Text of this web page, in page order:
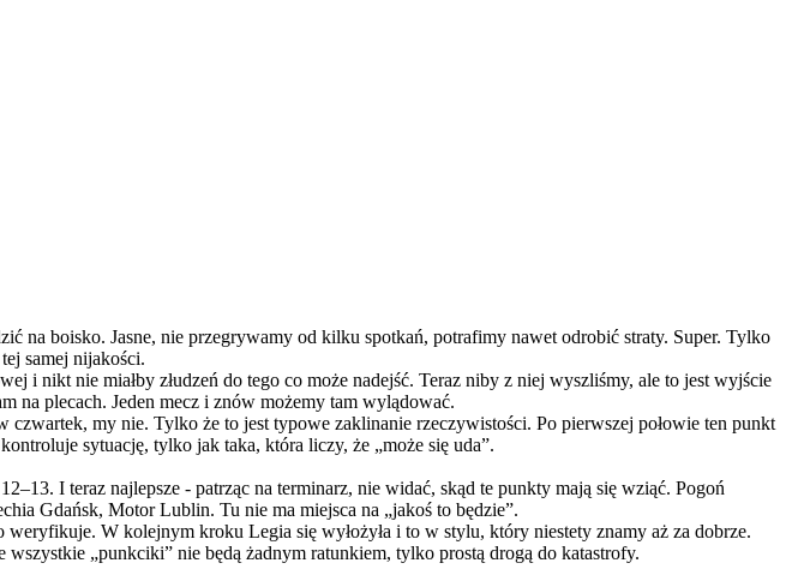
na boisko. Jasne, nie przegrywamy od kilku spotkań, potrafimy nawet odrobić straty. Super. Tylko
samej nijakości.
i nikt nie miałby złudzeń do tego co może nadejść. Teraz niby z niej wyszliśmy, ale to jest wyjście
na plecach. Jeden mecz i znów możemy tam wylądować.
my nie. Tylko że to jest typowe zaklinanie rzeczywistości. Po pierwszej połowie ten punkt
sytuację, tylko jak taka, która liczy, że „może się uda”.
I teraz najlepsze - patrząc na terminarz, nie widać, skąd te punkty mają się wziąć. Pogoń
Gdańsk, Motor Lublin. Tu nie ma miejsca na „jakoś to będzie”.
W kolejnym kroku Legia się wyłożyła i to w stylu, który niestety znamy aż za dobrze.
„punkciki” nie będą żadnym ratunkiem, tylko prostą drogą do katastrofy.